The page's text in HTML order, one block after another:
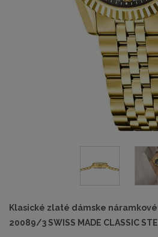
Klasické zlaté dámske náramkové
20089/3 SWISS MADE CLASSIC